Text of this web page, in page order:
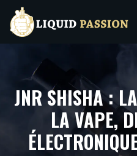
JNR SHISHA :
LA VAPE,